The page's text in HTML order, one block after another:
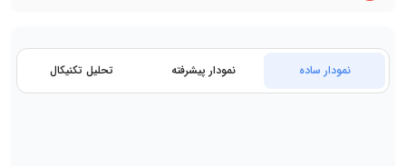
نمودار ساده نمودار پیشرفته تحلیل تکنیکال